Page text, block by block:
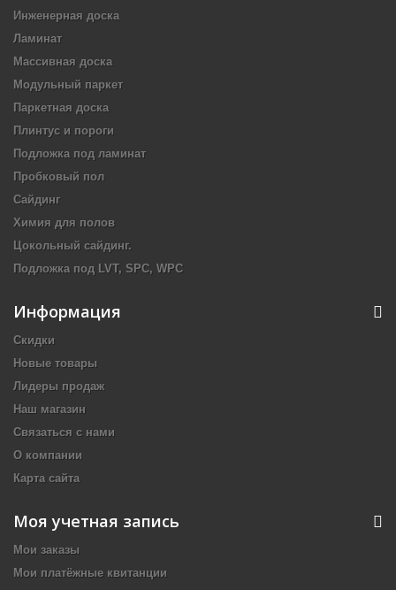
Инженерная доска
Ламинат
Массивная доска
Модульный паркет
Паркетная доска
Плинтус и пороги
Подложка под ламинат
Пробковый пол
Сайдинг
Химия для полов
Цокольный сайдинг.
Подложка под LVT, SPC, WPC
Информация
Скидки
Новые товары
Лидеры продаж
Наш магазин
Связаться с нами
О компании
Карта сайта
Моя учетная запись
Мои заказы
Мои платёжные квитанции